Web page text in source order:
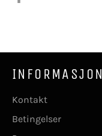
INFORMASJON
Kontakt
Betingelser